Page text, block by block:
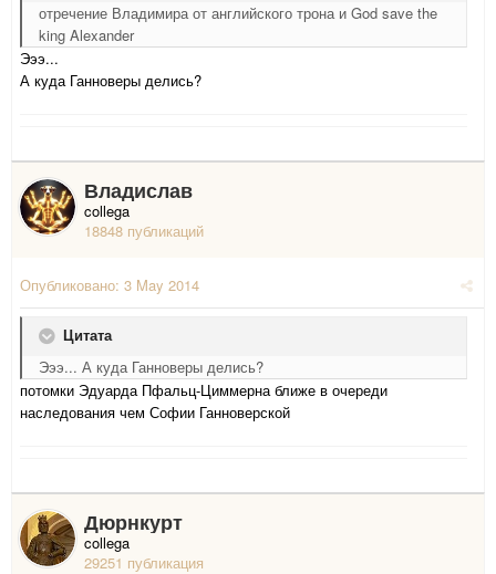
отречение Владимира от английского трона и God save the
king Alexander
Эээ...
А куда Ганноверы делись?
Владислав
collega
18848 публикаций
Опубликовано: 3 May 2014
Цитата
Эээ... А куда Ганноверы делись?
потомки Эдуарда Пфальц-Циммерна ближе в очереди
наследования чем Софии Ганноверской
Дюрнкурт
collega
29251 публикация